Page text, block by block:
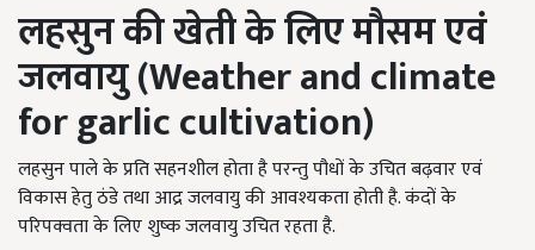
लहसुन की खेती के लिए मौसम एवं
जलवायु (Weather and climate
for garlic cultivation)
लहसुन पाले के प्रति सहनशील होता है परन्तु पौधों के उचित बढ़वार एवं
विकास हेतु ठंडे तथा आद्र जलवायु की आवश्यकता होती है. कंदों के
परिपक्वता के लिए शुष्क जलवायु उचित रहता है.